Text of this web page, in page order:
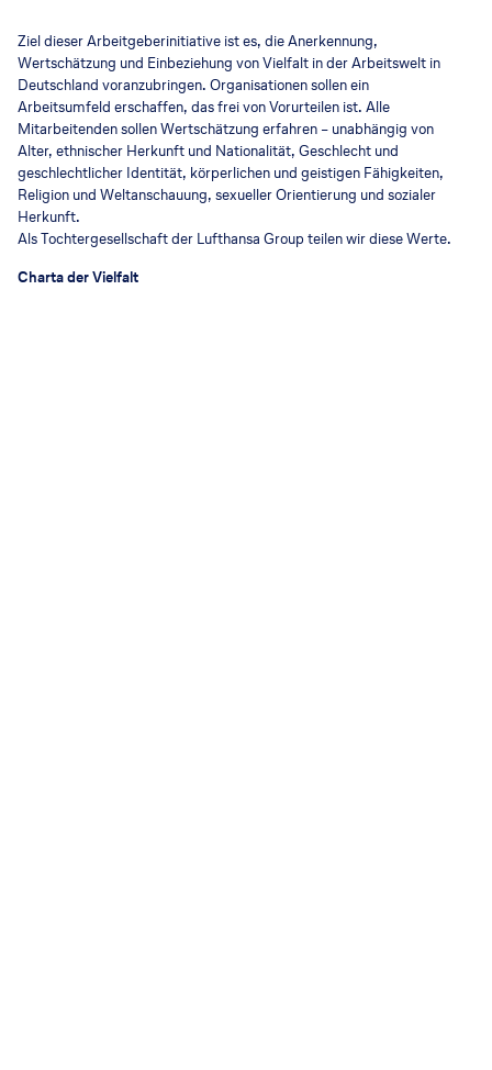
Ziel dieser Arbeitgeberinitiative ist es, die Anerkennung,
Wertschätzung und Einbeziehung von Vielfalt in der Arbeitswelt in
Deutschland voranzubringen. Organisationen sollen ein
Arbeitsumfeld erschaffen, das frei von Vorurteilen ist. Alle
Mitarbeitenden sollen Wertschätzung erfahren – unabhängig von
Alter, ethnischer Herkunft und Nationalität, Geschlecht und
geschlechtlicher Identität, körperlichen und geistigen Fähigkeiten,
Religion und Weltanschauung, sexueller Orientierung und sozialer
Herkunft.
Als Tochtergesellschaft der Lufthansa Group teilen wir diese Werte.
Charta der Vielfalt